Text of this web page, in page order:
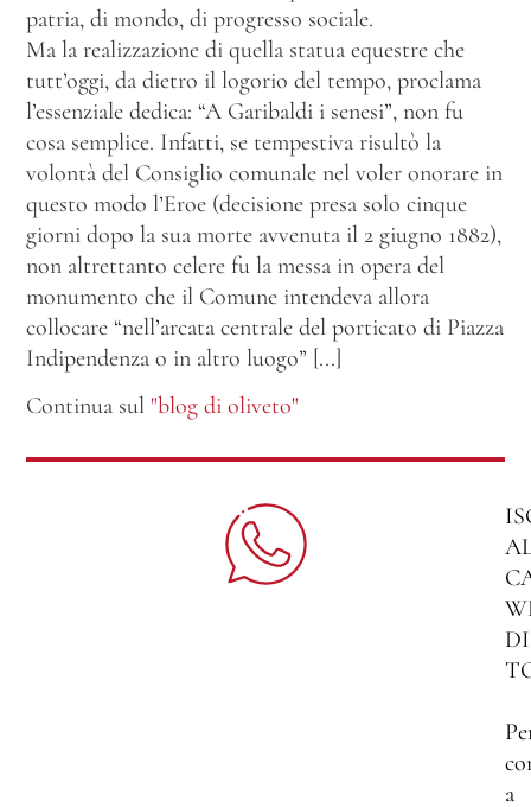
patria, di mondo, di progresso sociale.
Ma la realizzazione di quella statua equestre che
tutt’oggi, da dietro il logorio del tempo, proclama
l’essenziale dedica: “A Garibaldi i senesi”, non fu
cosa semplice. Infatti, se tempestiva risultò la
volontà del Consiglio comunale nel voler onorare in
questo modo l’Eroe (decisione presa solo cinque
giorni dopo la sua morte avvenuta il 2 giugno 1882),
non altrettanto celere fu la messa in opera del
monumento che il Comune intendeva allora
collocare “nell’arcata centrale del porticato di Piazza
Indipendenza o in altro luogo” [...]
Continua sul "blog di oliveto"
DI
a